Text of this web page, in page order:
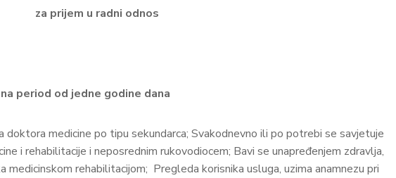
za prijem u radni odnos
period od jedne godine dana
doktora medicine po tipu sekundarca; Svakodnevno ili po potrebi se savjetuje
i rehabilitacije i neposrednim rukovodiocem; Bavi se unapređenjem zdravlja,
rehabilitacijom; Pregleda korisnika usluga, uzima anamnezu pri